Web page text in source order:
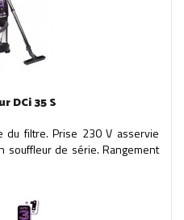
DCi 35 S
du filtre. Prise 230 V asservie
souffleur de série. Rangement